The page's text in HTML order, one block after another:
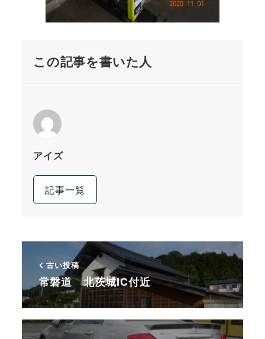
この記事を書いた人
アイズ
記事一覧
古い投稿
常磐道 北茨城IC付近